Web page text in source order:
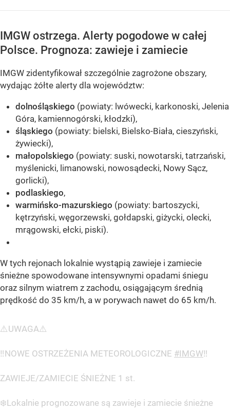
IMGW ostrzega. Alerty pogodowe w całej
Polsce. Prognoza: zawieje i zamiecie
IMGW zidentyfikował szczególnie zagrożone obszary,
wydając żółte alerty dla województw:
dolnośląskiego (powiaty: lwówecki, karkonoski, Jelenia
Góra, kamiennogórski, kłodzki),
śląskiego (powiaty: bielski, Bielsko-Biała, cieszyński,
żywiecki),
małopolskiego (powiaty: suski, nowotarski, tatrzański,
myślenicki, limanowski, nowosądecki, Nowy Sącz,
gorlicki),
podlaskiego,
warmińsko-mazurskiego (powiaty: bartoszycki,
kętrzyński, węgorzewski, gołdapski, giżycki, olecki,
mrągowski, ełcki, piski).
W tych rejonach lokalnie wystąpią zawieje i zamiecie
śnieżne spowodowane intensywnymi opadami śniegu
oraz silnym wiatrem z zachodu, osiągającym średnią
prędkość do 35 km/h, a w porywach nawet do 65 km/h.
⚠️UWAGA⚠️
‼️NOWE OSTRZEŻENIA METEOROLOGICZNE #IMGW‼️
ZAWIEJE/ZAMIECIE ŚNIEŻNE 1 st.
❄️Lokalnie prognozowane są zawieje i zamiecie śnieżne